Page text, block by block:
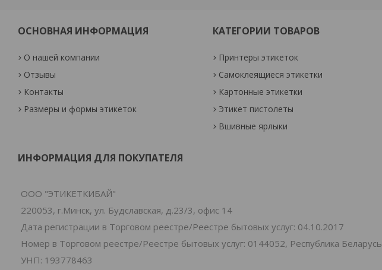
ОСНОВНАЯ ИНФОРМАЦИЯ
О нашей компании
Отзывы
Контакты
Размеры и формы этикеток
КАТЕГОРИИ ТОВАРОВ
Принтеры этикеток
Самоклеящиеся этикетки
Картонные этикетки
Этикет пистолеты
Вшивные ярлыки
ИНФОРМАЦИЯ ДЛЯ ПОКУПАТЕЛЯ
ООО "ЭТИКЕТКИБАЙ"
220053, г.Минск, ул. Будславская, д.23/3, офис 14
Дата регистрации в Торговом реестре/Реестре бытовых услуг: 04.10.2017
Номер в Торговом реестре/Реестре бытовых услуг: 0144052, Республика Беларусь
УНП: 193778463